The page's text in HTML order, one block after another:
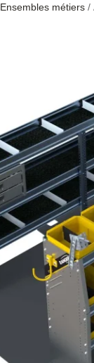
Ensembles métiers /